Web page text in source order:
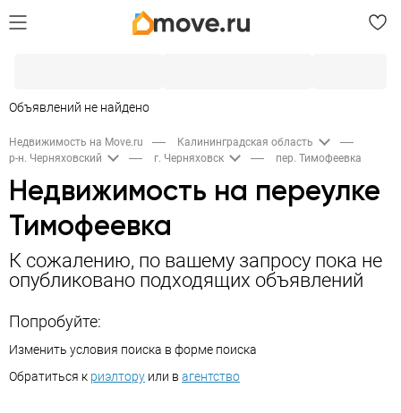
Объявлений не найдено
Недвижимость на Move.ru
Калининградская область
р-н. Черняховский
г. Черняховск пер. Тимофеевка
Недвижимость на переулке
Тимофеевка
К сожалению, по вашему запросу пока не
опубликовано подходящих объявлений
Попробуйте:
Изменить условия поиска в форме поиска
Обратиться к риэлтору или в агентство